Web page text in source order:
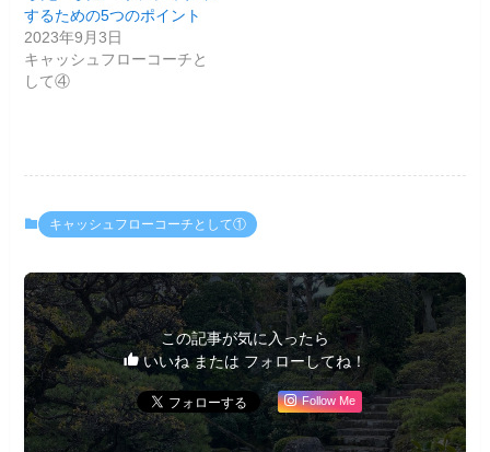
するための5つのポイント
2023年9月3日
キャッシュフローコーチと
して④
キャッシュフローコーチとして①
この記事が気に入ったら
いいね または フォローしてね！
Follow Me